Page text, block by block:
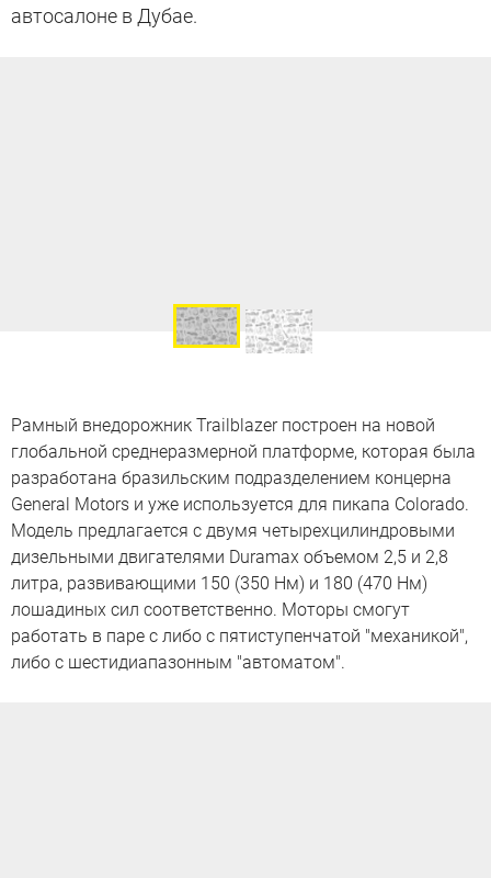
автосалоне в Дубае.
Рамный внедорожник Trailblazer построен на новой
глобальной среднеразмерной платформе, которая была
разработана бразильским подразделением концерна
General Motors и уже используется для пикапа Colorado.
Модель предлагается с двумя четырехцилиндровыми
дизельными двигателями Duramax объемом 2,5 и 2,8
литра, развивающими 150 (350 Нм) и 180 (470 Нм)
лошадиных сил соответственно. Моторы смогут
работать в паре с либо с пятиступенчатой "механикой",
либо с шестидиапазонным "автоматом".